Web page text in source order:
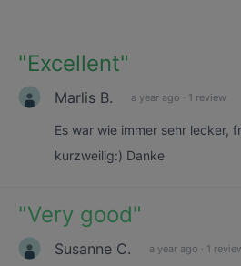
"Excellent"
Marlis B. a year ago · 1 review
Es war wie immer sehr lecker,
kurzweilig:) Danke
"Very good"
Susanne C. a year ago · 1